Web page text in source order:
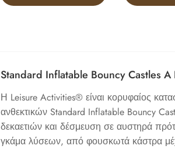
Standard Inflatable Bouncy Castles
Η Leisure Activities® είναι κορυφαίος
ανθεκτικών Standard Inflatable Bouncy
δεκαετιών και δέσμευση σε αυστηρά
γκάμα λύσεων, από φουσκωτά κάστρα